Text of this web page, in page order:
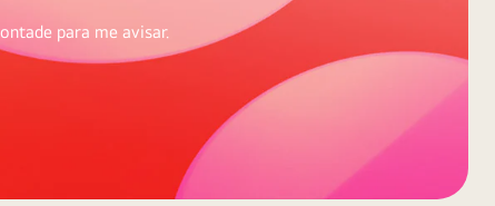
para me avisar.